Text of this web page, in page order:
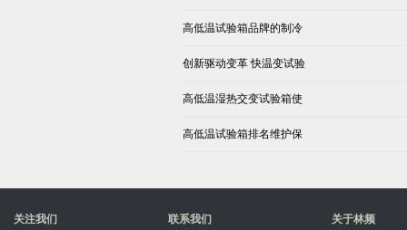
高低温试验箱品牌的制冷
创新驱动变革 快温变试验
高低温湿热交变试验箱使
高低温试验箱排名维护保
关注我们 联系我们 关于林频